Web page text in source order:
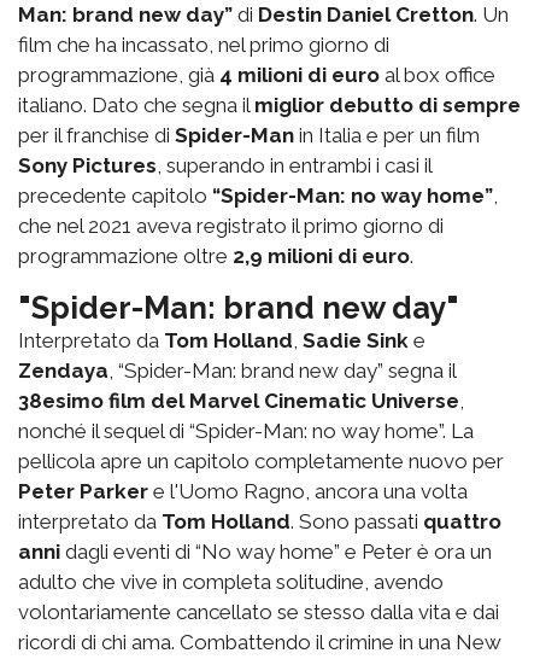
Man: brand new day” di Destin Daniel Cretton. Un
film che ha incassato, nel primo giorno di
programmazione, già 4 milioni di euro al box office
italiano. Dato che segna il miglior debutto di sempre
per il franchise di Spider-Man in Italia e per un film
Sony Pictures, superando in entrambi i casi il
precedente capitolo “Spider-Man: no way home”,
che nel 2021 aveva registrato il primo giorno di
programmazione oltre 2,9 milioni di euro.
"Spider-Man: brand new day"
Interpretato da Tom Holland, Sadie Sink e
Zendaya, “Spider-Man: brand new day” segna il
38esimo film del Marvel Cinematic Universe,
nonché il sequel di “Spider-Man: no way home”. La
pellicola apre un capitolo completamente nuovo per
Peter Parker e l'Uomo Ragno, ancora una volta
interpretato da Tom Holland. Sono passati quattro
anni dagli eventi di “No way home” e Peter è ora un
adulto che vive in completa solitudine, avendo
volontariamente cancellato se stesso dalla vita e dai
ricordi di chi ama. Combattendo il crimine in una New